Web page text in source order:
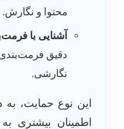
محتوا و نگارش.
آشنایی با
دقیق فرمت‌بندی
نگارشی.
این نوع حمایت، به
اطمینان بیشتری